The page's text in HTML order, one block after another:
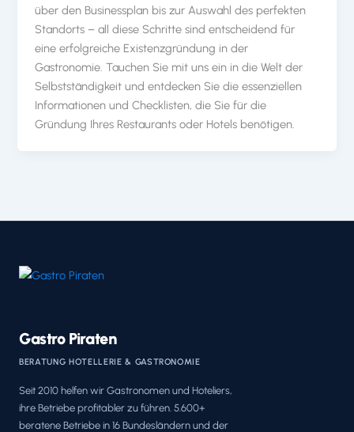
über den Businessplan bis zur Auswahl des perfekten
Standorts – all diese Schritte sind entscheidend für
eine erfolgreiche Existenzgründung in der
Gastronomie. Tauchen Sie mit uns ein in die Welt der
Selbstständigkeit und entdecken Sie die essenziellen
Informationen und Checklisten, die Sie für die
Gründung Ihres Restaurants oder Hotels benötigen.
Gastro Piraten
BERATUNG HOTELLERIE & GASTRONOMIE
Seit 2010 helfen wir Gastronomen und Hoteliers,
ihre Betriebe profitabler zu führen. 5.600+
beratene Betriebe in 16 Bundesländern und der